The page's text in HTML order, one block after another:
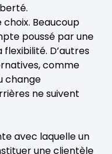
Beaucoup
poussé par une
D’autres
comme
change
ne suivent
avec laquelle un
une clientèle